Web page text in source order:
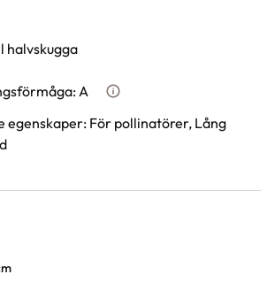
halvskugga
:A Vad betyder
egenskaper: För pollinatörer, Lång